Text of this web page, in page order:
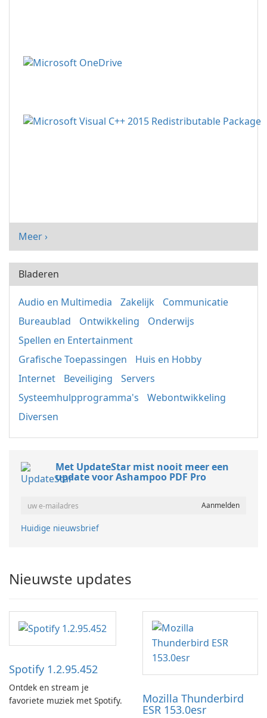
Meer ›
Bladeren
Audio en Multimedia Zakelijk
Communicatie
Bureaublad
Ontwikkeling
Onderwijs
Spellen en Entertainment
Grafische Toepassingen
Huis en Hobby
Internet
Beveiliging
Servers
Systeemhulpprogramma's
Webontwikkeling
Diversen
Met UpdateStar mist nooit meer een
update voor Ashampoo PDF Pro
Huidige nieuwsbrief
Nieuwste updates
Spotify 1.2.95.452
Ontdek en stream je
favoriete muziek met Spotify.
Mozilla Thunderbird
ESR 153.0esr